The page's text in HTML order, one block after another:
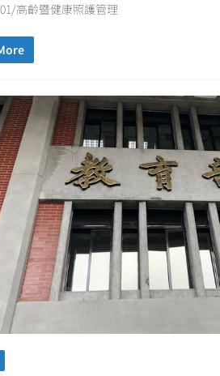
高齡暨健康照護管理